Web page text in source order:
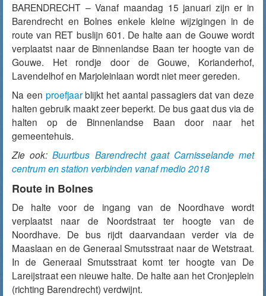
BARENDRECHT – Vanaf maandag 15 januari zijn er in
Barendrecht en Bolnes enkele kleine wijzigingen in de
route van RET buslijn 601. De halte aan de Gouwe wordt
verplaatst naar de Binnenlandse Baan ter hoogte van de
Gouwe. Het rondje door de Gouwe, Korianderhof,
Lavendelhof en Marjoleinlaan wordt niet meer gereden.
Na een proefjaarblijkt het aantal passagiers dat van deze
halten gebruik maakt zeer beperkt. De bus gaat dus via de
halten op de Binnenlandse Baan door naar het
gemeentehuis.
Zie ook:Buurtbus Barendrecht gaat Carnisselande met
centrum en station verbinden vanaf medio 2018
Route in Bolnes
De halte voor de ingang van de Noordhave wordt
verplaatst naar de Noordstraat ter hoogte van de
Noordhave. De bus rijdt daarvandaan verder via de
Maaslaan en de Generaal Smutsstraat naar de Wetstraat.
In de Generaal Smutsstraat komt ter hoogte van De
Lareijstraat een nieuwe halte. De halte aan het Cronjeplein
(richting Barendrecht) verdwijnt.